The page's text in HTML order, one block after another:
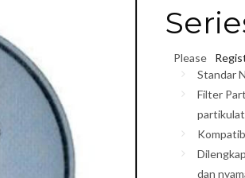
Please
Standar
Filter
dan